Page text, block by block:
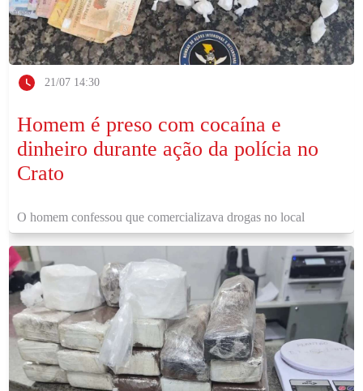
21/07 14:30
Homem é preso com cocaína e
dinheiro durante ação da polícia no
Crato
O homem confessou que comercializava drogas no local